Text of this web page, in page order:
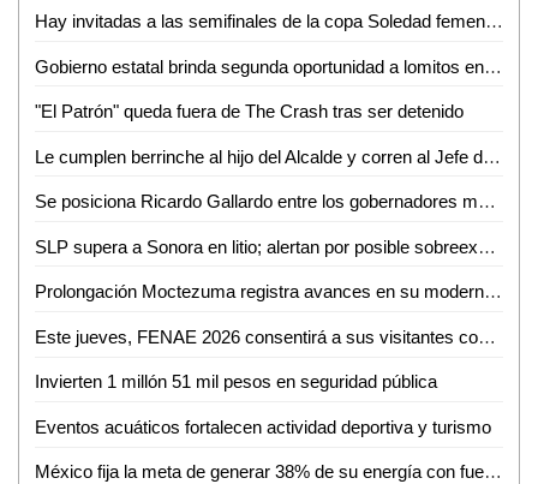
Hay invitadas a las semifinales de la copa Soledad femenil 2026
Gobierno estatal brinda segunda oportunidad a lomitos en la Guardia Civil
"El Patrón" queda fuera de The Crash tras ser detenido
Le cumplen berrinche al hijo del Alcalde y corren al Jefe de la GCE
Se posiciona Ricardo Gallardo entre los gobernadores mejor evaluados del país
SLP supera a Sonora en litio; alertan por posible sobreexplotación
Prolongación Moctezuma registra avances en su modernización
Este jueves, FENAE 2026 consentirá a sus visitantes con enchiladas y bebidas gratis
Invierten 1 millón 51 mil pesos en seguridad pública
Eventos acuáticos fortalecen actividad deportiva y turismo
México fija la meta de generar 38% de su energía con fuentes renovables: SENER